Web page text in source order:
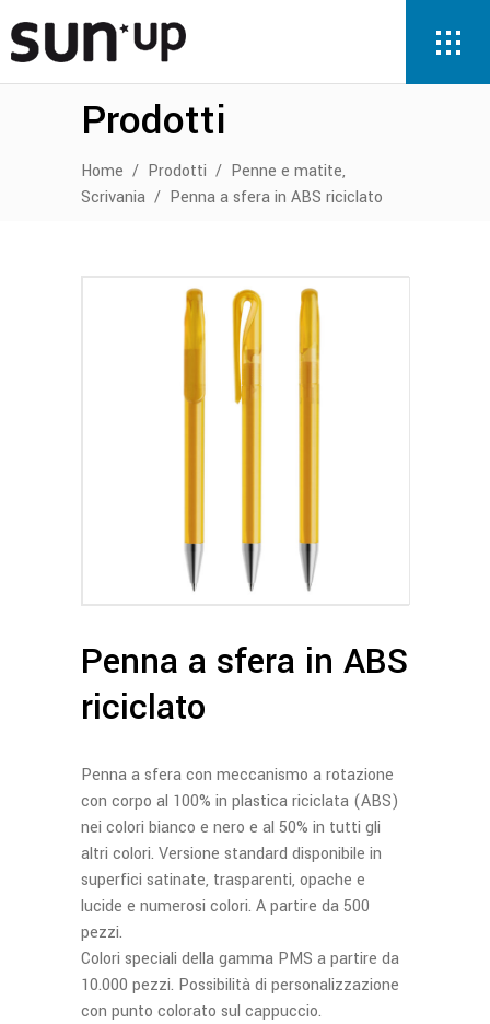
Prodotti
Home / Prodotti / Penne e matite,
Scrivania / Penna a sfera in ABS riciclato
Penna a sfera in ABS
riciclato
Penna a sfera con meccanismo a rotazione
con corpo al 100% in plastica riciclata (ABS)
nei colori bianco e nero e al 50% in tutti gli
altri colori. Versione standard disponibile in
superfici satinate, trasparenti, opache e
lucide e numerosi colori. A partire da 500
pezzi.
Colori speciali della gamma PMS a partire da
10.000 pezzi. Possibilità di personalizzazione
con punto colorato sul cappuccio.